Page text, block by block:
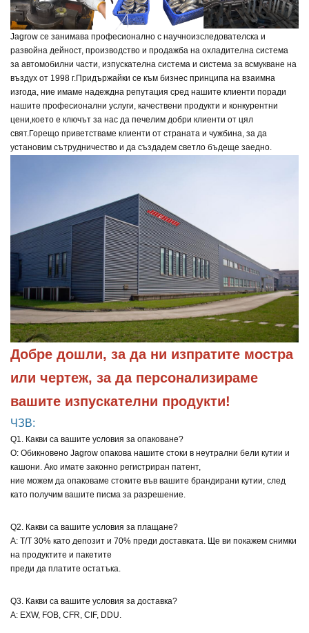
Jagrow се занимава професионално с научноизследователска и
развойна дейност, производство и продажба на охладителна система
за автомобилни части, изпускателна система и система за всмукване на
въздух от 1998 г. Придържайки се към бизнес принципа на взаимна
изгода, ние имаме надеждна репутация сред нашите клиенти поради
нашите професионални услуги, качествени продукти и конкурентни
цени, което е ключът за нас да печелим добри клиенти от цял
свят. Горещо приветстваме клиенти от страната и чужбина, за да
установим сътрудничество и да създадем светло бъдеще заедно.
Добре дошли, за да ни изпратите мостра
или чертеж, за да персонализираме
вашите изпускателни продукти!
ЧЗВ:
Q1. Какви са вашите условия за опаковане?
О: Обикновено Jagrow опакова нашите стоки в неутрални бели кутии и
кашони. Ако имате законно регистриран патент,
ние можем да опаковаме стоките във вашите брандирани кутии, след
като получим вашите писма за разрешение.
Q2. Какви са вашите условия за плащане?
A: T/T 30% като депозит и 70% преди доставката. Ще ви покажем снимки
на продуктите и пакетите
преди да платите остатъка.
Q3. Какви са вашите условия за доставка?
A: EXW, FOB, CFR, CIF, DDU.